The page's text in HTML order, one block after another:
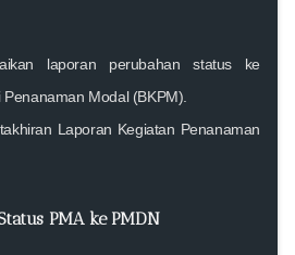
laporan perubahan status ke
Modal (BKPM).
Laporan Kegiatan Penanaman
PMA ke PMDN